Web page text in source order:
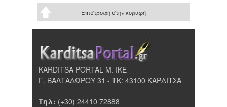
Επιστροφή στην κορυφή
KARDITSA PORTAL Μ. ΙΚΕ
Γ. ΒΑΛΤΑΔΩΡΟΥ 31 - ΤΚ: 43100 ΚΑΡΔΙΤΣΑ
Τηλ: (+30) 24410 72888